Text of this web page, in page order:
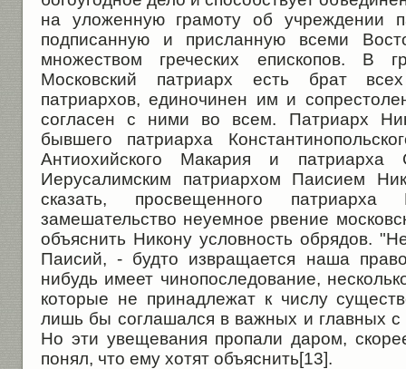
на уложенную грамоту об учреждении
подписанную и присланную всеми
множеством греческих епископов. В
Московский патриарх есть брат
патриархов, единочинен им и
согласен с ними во всем. Патриарх
бывшего патриарха
Антиохийского Макария и патриарха
Иерусалимским патриархом Паисием
сказать, просвещенного
замешательство неуемное рвение
объяснить Никону условность обрядов.
Паисий, - будто извращается наша
нибудь имеет чинопоследование,
которые не принадлежат к числу
лишь бы соглашался в важных и главных с
Но эти увещевания пропали даром,
понял, что ему хотят объяснить[13].